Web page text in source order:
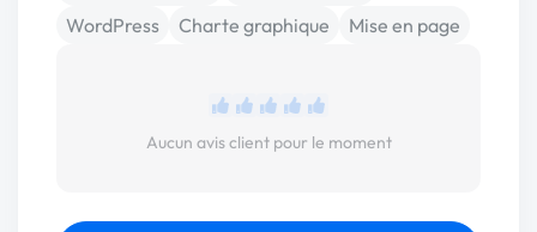
WordPress
Charte graphique Mise en page
Aucun avis client pour le moment